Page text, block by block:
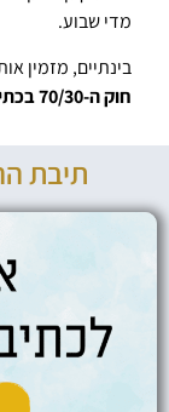
מדי שבוע.
בינתיים, מזמין
חוק ה-70/30 בכתיבה יוצרת?
תיבת